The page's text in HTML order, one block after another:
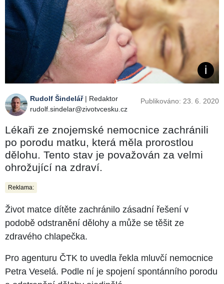
Rudolf Šindelář| Redaktor
rudolf.sindelar@zivotvcesku.cz
Publikováno: 23. 6. 2020
Lékaři ze znojemské nemocnice zachránili
po porodu matku, která měla prorostlou
dělohu. Tento stav je považován za velmi
ohrožující na zdraví.
Reklama:
Život matce dítěte zachránilo zásadní řešení v
podobě odstranění dělohy a může se těšit ze
zdravého chlapečka.
Pro agenturu ČTK to uvedla řekla mluvčí nemocnice
Petra Veselá. Podle ní je spojení spontánního porodu